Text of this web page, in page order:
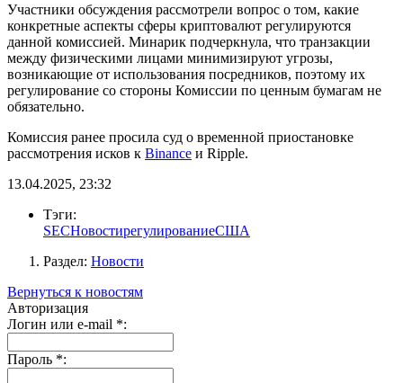
Участники обсуждения рассмотрели вопрос о том, какие
конкретные аспекты сферы криптовалют регулируются
данной комиссией. Минарик подчеркнула, что транзакции
между физическими лицами минимизируют угрозы,
возникающие от использования посредников, поэтому их
регулирование со стороны Комиссии по ценным бумагам не
обязательно.
Комиссия ранее просила суд о временной приостановке
рассмотрения исков к Binance и Ripple.
13.04.2025, 23:32
Тэги:
SECНовостирегулированиеСША
Раздел: Новости
Вернуться к новостям
Авторизация
Логин или e-mail *:
Пароль *: